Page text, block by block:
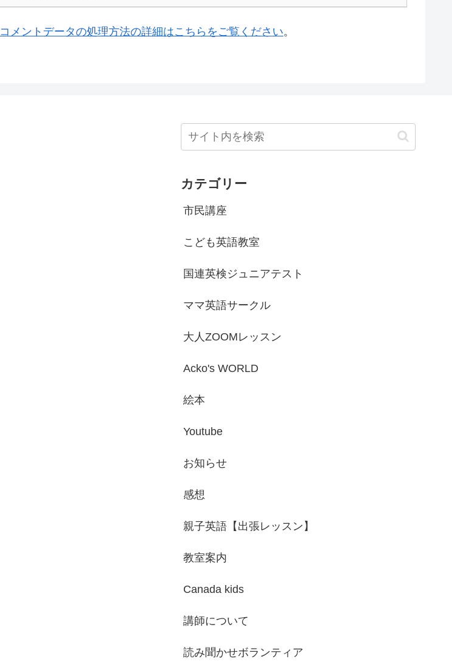
コメントデータの処理方法の詳細はこちらをご覧ください。
カテゴリー
市民講座
こども英語教室
国連英検ジュニアテスト
ママ英語サークル
大人ZOOMレッスン
Acko's WORLD
絵本
Youtube
お知らせ
感想
親子英語【出張レッスン】
教室案内
Canada kids
講師について
読み聞かせボランティア